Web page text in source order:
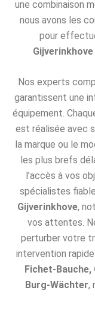
une combinaison
nous avons les
pour
Gijverinkhove
Nos experts
garantissent une
équipement.
est réalisée avec
la marque ou le
les plus brefs
l’accès à vos
spécialistes
Gijverinkhove,
vos attentes.
perturber votre
intervention
Fichet-
Burg-Wächter,